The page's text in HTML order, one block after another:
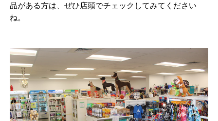
品がある方は、ぜひ店頭でチェックしてみてください
ね。